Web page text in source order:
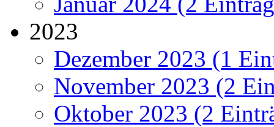
2023
Dezember 2023 (1
November 2023 (2
Oktober 2023 (2